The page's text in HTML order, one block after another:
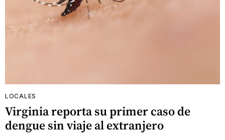
LOCALES
Virginia reporta su primer caso de
dengue sin viaje al extranjero